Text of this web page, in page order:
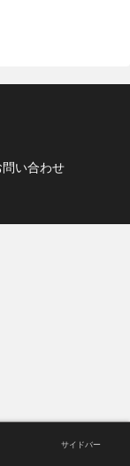
問い合わせ
サイドバー